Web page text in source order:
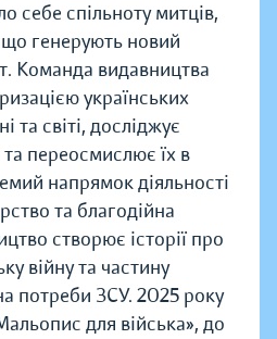
себе спільноту митців,
що генерують новий
Команда видавництва
українських
та світі, досліджує
переосмислює їх в
напрямок діяльності
та благодійна
створює історії про
війну та частину
потреби ЗСУ. 2025 року
для війська», до